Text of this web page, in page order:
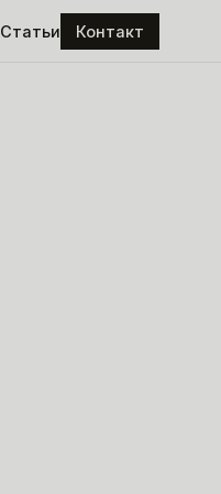
Статьи Контакт